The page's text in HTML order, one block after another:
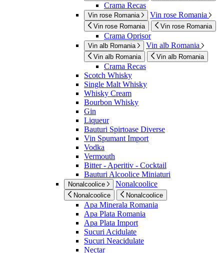
Crama Recas
Vin rose Romania Vin rose Romania
Vin rose Romania Vin rose Romania
Crama Oprisor
Vin alb Romania Vin alb Romania
Vin alb Romania Vin alb Romania
Crama Recas
Scotch Whisky
Single Malt Whisky
Whisky Cream
Bourbon Whisky
Gin
Liqueur
Bauturi Spirtoase Diverse
Vin Spumant Import
Vodka
Vermouth
Bitter - Aperitiv - Cocktail
Bauturi Alcoolice Miniaturi
Nonalcoolice Nonalcoolice
Nonalcoolice Nonalcoolice
Apa Minerala Romania
Apa Plata Romania
Apa Plata Import
Sucuri Acidulate
Sucuri Neacidulate
Nectar